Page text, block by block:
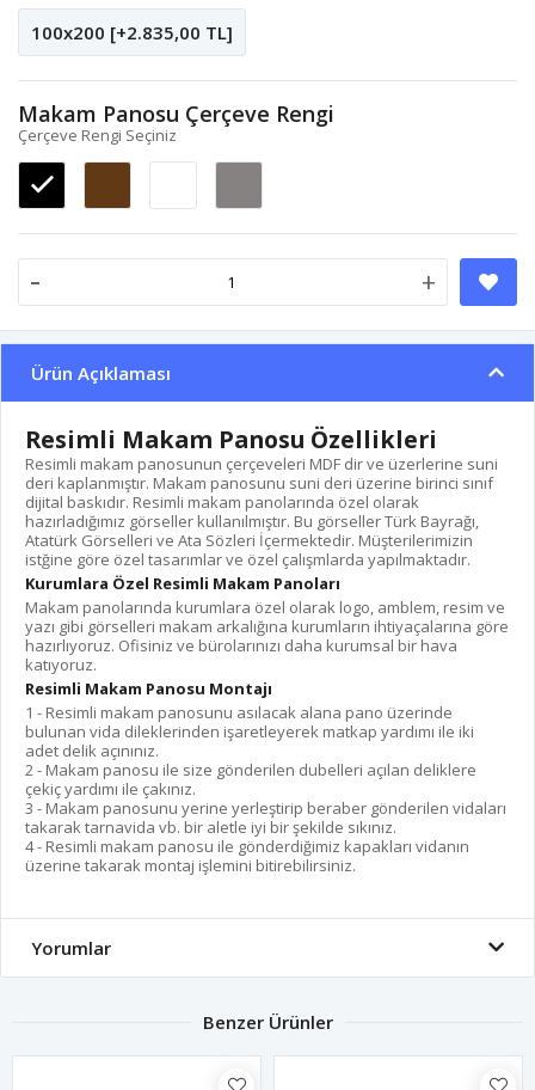
100x200 [+2.835,00 TL]
Makam Panosu Çerçeve Rengi
Çerçeve Rengi Seçiniz
- +
Ürün Açıklaması
Resimli Makam Panosu Özellikleri
Resimli makam panosunun çerçeveleri MDF dir ve üzerlerine suni
deri kaplanmıştır. Makam panosunu suni deri üzerine birinci sınıf
dijital baskıdır. Resimli makam panolarında özel olarak
hazırladığımız görseller kullanılmıştır. Bu görseller Türk Bayrağı,
Atatürk Görselleri ve Ata Sözleri İçermektedir. Müşterilerimizin
istğine göre özel tasarımlar ve özel çalışmlarda yapılmaktadır.
Kurumlara Özel Resimli Makam Panoları
Makam panolarında kurumlara özel olarak logo, amblem, resim ve
yazı gibi görselleri makam arkalığına kurumların ihtiyaçalarına göre
hazırlıyoruz. Ofisiniz ve bürolarınızı daha kurumsal bir hava
katıyoruz.
Resimli Makam Panosu Montajı
1 - Resimli makam panosunu asılacak alana pano üzerinde
bulunan vida dileklerinden işaretleyerek matkap yardımı ile iki
adet delik açınınız.
2 - Makam panosu ile size gönderilen dubelleri açılan deliklere
çekiç yardımı ile çakınız.
3 - Makam panosunu yerine yerleştirip beraber gönderilen vidaları
takarak tarnavida vb. bir aletle iyi bir şekilde sıkınız.
4 - Resimli makam panosu ile gönderdiğimiz kapakları vidanın
üzerine takarak montaj işlemini bitirebilirsiniz.
Yorumlar
Benzer Ürünler